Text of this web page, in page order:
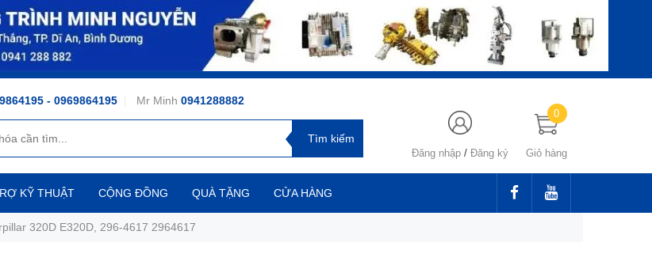
- 0969864195| Mr Minh 0941288882
Đăng nhập / Đăng ký Giỏ hàng
0
KỸ THUẬT CỘNG ĐỒNG QUÀ TẶNG CỬA HÀNG
320D E320D, 296-4617 2964617